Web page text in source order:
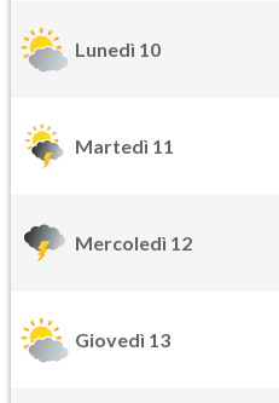
Lunedì 10
Martedì 11
Mercoledì 12
Giovedì 13